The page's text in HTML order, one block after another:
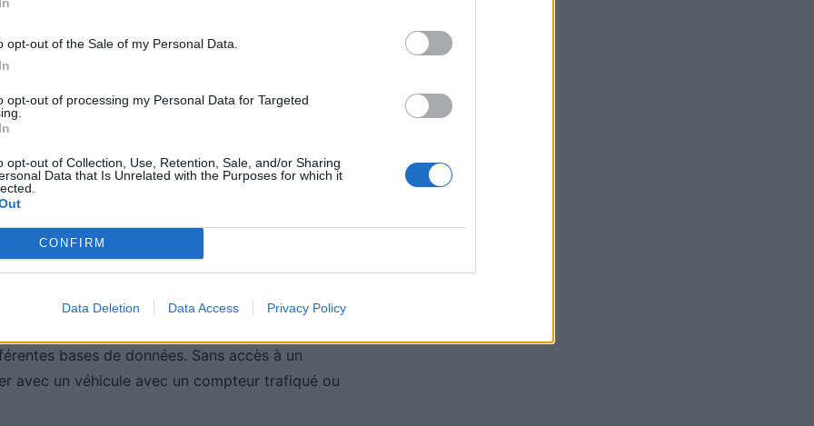
opt-out of the Sale of my Personal Data.
opt-out of processing my Personal Data for Targeted
opt-out of Collection, Use, Retention, Sale, and/or Sharing
Data that Is Unrelated with the Purposes for which it
CONFIRM
Data Deletion Data Access Privacy Policy
plus importante que ce que laisse penser le
seuls concernés. Les SUV, berlines haut de
Prius, sont aussi souvent visés. La forte
annuels élevés en font des cibles idéales
000 km peut permettre au vendeur
d’euros, tout en exposant l’acheteur à un risque
au kilométrage
problème réside dans l’opacité des données. Les
les dommages ou les changements de
bases de données. Sans accès à un
avec un véhicule avec un compteur trafiqué ou